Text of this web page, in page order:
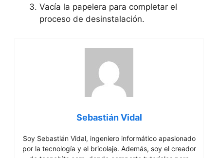
Vacía la papelera para completar el
proceso de desinstalación.
Sebastián Vidal
Soy Sebastián Vidal, ingeniero informático apasionado
por la tecnología y el bricolaje. Además, soy el creador